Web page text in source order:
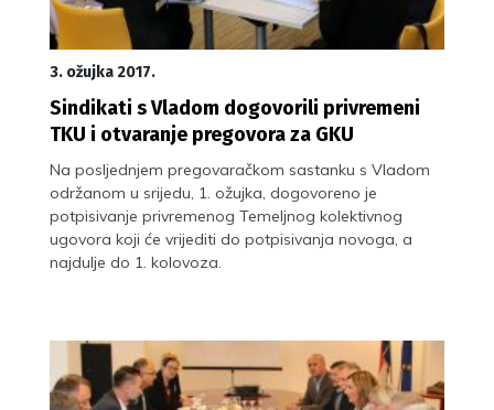
3. ožujka 2017.
Sindikati s Vladom dogovorili privremeni
TKU i otvaranje pregovora za GKU
Na posljednjem pregovaračkom sastanku s Vladom
održanom u srijedu, 1. ožujka, dogovoreno je
potpisivanje privremenog Temeljnog kolektivnog
ugovora koji će vrijediti do potpisivanja novoga, a
najdulje do 1. kolovoza.